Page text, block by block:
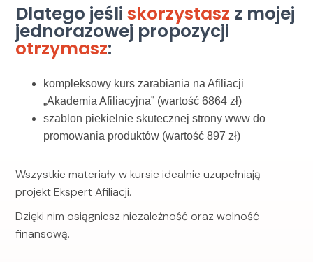
Dlatego jeśliskorzystasz z mojej
jednorazowej propozycji
otrzymasz:
kompleksowy kurs zarabiania na Afiliacji
„Akademia Afiliacyjna” (wartość 6864 zł)
szablon piekielnie skutecznej strony www do
promowania produktów (wartość 897 zł)
Wszystkie materiały w kursie idealnie uzupełniają
projekt Ekspert Afiliacji.
Dzięki nim osiągniesz niezależność oraz wolność
finansową.